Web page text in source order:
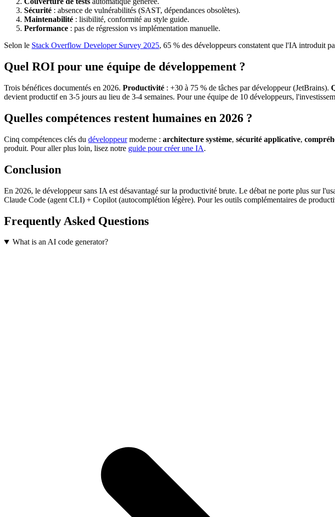
Sécurité : absence de vulnérabilités (SAST, dépendances obsolètes).
Maintenabilité : lisibilité, conformité au style guide.
Performance : pas de régression vs implémentation manuelle.
Selon le Stack Overflow Developer Survey 2025, 65 % des développeurs constatent que l'IA introduit
Quel ROI pour une équipe de développement ?
Trois bénéfices documentés en 2026. Productivité : +30 à 75 % de tâches par développeur (JetBrains).
devient productif en 3-5 jours au lieu de 3-4 semaines. Pour une équipe de 10 développeurs,
Quelles compétences restent humaines en 2026 ?
Cinq compétences clés du développeurmoderne : architecture système, sécurité applicative,
produit. Pour aller plus loin, lisez notre guide pour créer une IA.
Conclusion
En 2026, le développeur sans IA est désavantagé sur la productivité brute. Le débat ne porte plus sur
Claude Code (agent CLI) + Copilot (autocomplétion légère). Pour les outils complémentaires de
Frequently Asked Questions
What is an AI code generator?